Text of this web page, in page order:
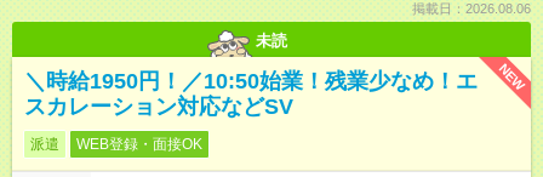
掲載日：2026.08.06
未読
NEW
＼時給1950円！／10:50始業！残業少なめ！エ
スカレーション対応などSV
派遣 WEB登録・面接OK